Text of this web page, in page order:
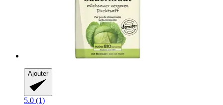
Ajouter
5.0 (1)